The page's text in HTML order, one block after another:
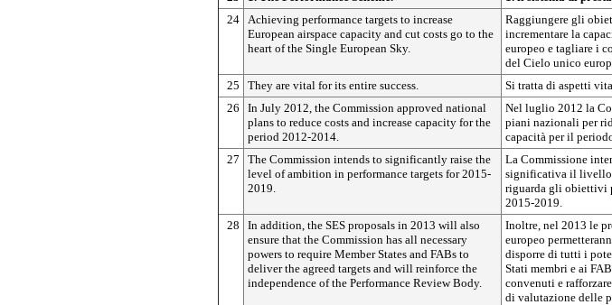
24 Achieving performance targets to increase
European airspace capacity and cut costs go to the
heart of the Single European Sky.
Raggiungere gli
incrementare la
europeo e tagliare i
del Cielo unico
25
They are vital for its entire success.
Si tratta di aspetti
26
In July 2012, the Commission approved national
plans to reduce costs and increase capacity for the
period 2012-2014.
Nel luglio 2012 la
piani nazionali per
capacità per il
27
The Commission intends to significantly raise the
level of ambition in performance targets for 2015-
2019.
La Commissione
significativa il livello
riguarda gli obiettivi
2015-2019.
28
In addition, the SES proposals in 2013 will also
ensure that the Commission has all necessary
powers to require Member States and FABs to
deliver the agreed targets and will reinforce the
independence of the Performance Review Body.
Inoltre, nel 2013 le
europeo
disporre di tutti i
Stati membri e ai
convenuti e
di valutazione delle